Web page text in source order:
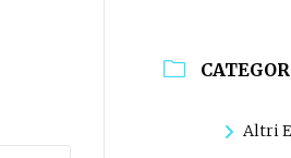
Altri